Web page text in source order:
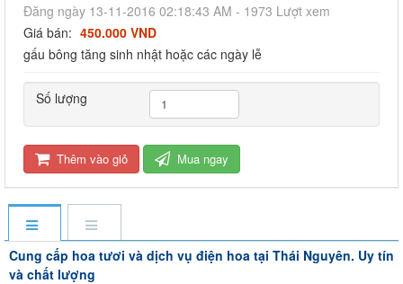
Đăng ngày 13-11-2016 02:18:43 AM - 1973 Lượt xem
Giá bán: 450.000 VND
gấu bông tăng sinh nhật hoặc các ngày lễ
Số lượng
Thêm vào giỏ Mua ngay
Cung cấp hoa tươi và dịch vụ điện hoa tại Thái Nguyên. Uy tín
và chất lượng